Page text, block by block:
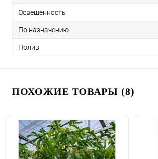
Освещенность
По назначению
Полив
ПОХОЖИЕ ТОВАРЫ (8)